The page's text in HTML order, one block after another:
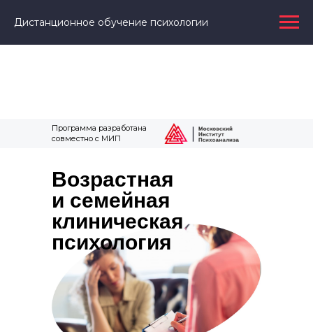
Дистанционное обучение психологии
Возрастная
и семейная
клиническая
психология
Программа разработана
совместно с МИП